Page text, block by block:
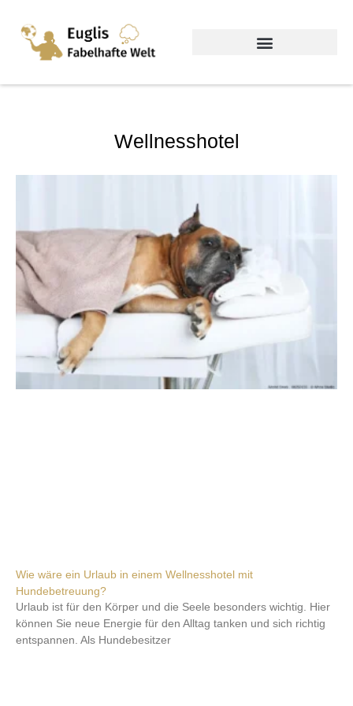
Wellnesshotel
Wie wäre ein Urlaub in einem Wellnesshotel mit
Hundebetreuung?
Urlaub ist für den Körper und die Seele besonders wichtig. Hier
können Sie neue Energie für den Alltag tanken und sich richtig
entspannen. Als Hundebesitzer